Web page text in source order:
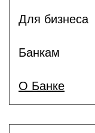
Для бизнеса
Банкам
О Банке